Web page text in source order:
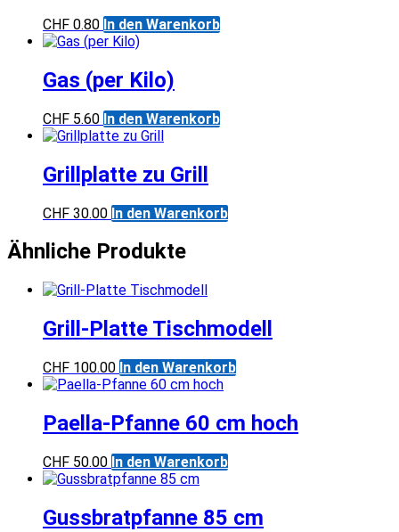
CHF 0.80 In den Warenkorb
Gas (per Kilo)
CHF 5.60 In den Warenkorb
Grillplatte zu Grill
CHF 30.00 In den Warenkorb
Ähnliche Produkte
Grill-Platte Tischmodell
CHF 100.00 In den Warenkorb
Paella-Pfanne 60 cm hoch
CHF 50.00 In den Warenkorb
Gussbratpfanne 85 cm